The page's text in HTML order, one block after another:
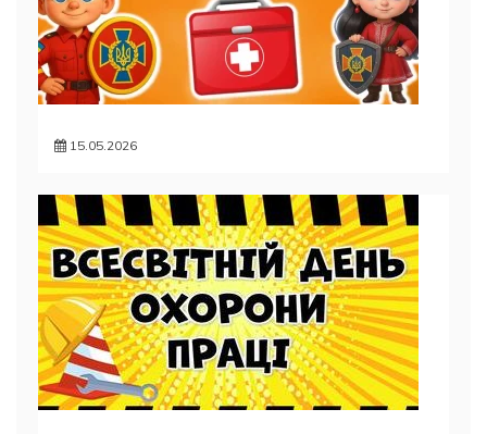
15.05.2026